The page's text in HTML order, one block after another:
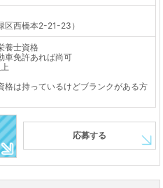
区西橋本2-21-23）
養士資格
車免許あれば尚可
格は持っているけどブランクがある方
応募する